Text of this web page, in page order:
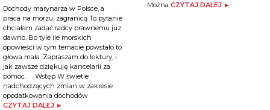
Dochody marynarza w Polsce, a
praca na morzu, zagranicą To pytanie
chciałam zadać radcy prawnemu juz
dawno. Bo tyle ile morskich
opowieści w tym temacie powstało to
głowa mała. Zapraszam do lektury, i
jak zawsze dziękuję kancelarii za
pomoc. Wstęp W świetle
nadchodzących zmian w zakresie
opodatkowania dochodów
CZYTAJ DALEJ ►
Można CZYTAJ DALEJ ►